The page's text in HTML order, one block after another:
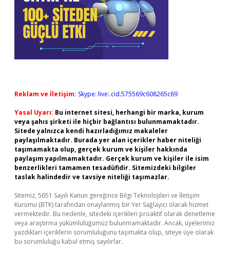
Reklam ve İletişim: Skype: live:.cid.575569c608265c69
Yasal Uyarı: Bu internet sitesi, herhangi bir marka, kurum
veya şahıs şirketi ile hiçbir bağlantısı bulunmamaktadır.
Sitede yalnızca kendi hazırladığımız makaleler
paylaşılmaktadır. Burada yer alan içerikler haber niteliği
taşımamakta olup, gerçek kurum ve kişiler hakkında
paylaşım yapılmamaktadır. Gerçek kurum ve kişiler ile isim
benzerlikleri tamamen tesadüfidir. Sitemizdeki bilgiler
taslak halindedir ve tavsiye niteliği taşımazlar.
Sitemiz, 5651 Sayılı Kanun gereğince Bilgi Teknolojileri ve İletişim
Kurumu (BTK) tarafından onaylanmış bir Yer Sağlayıcı olarak hizmet
vermektedir. Bu nedenle, sitedeki içerikleri proaktif olarak denetleme
veya araştırma yükümlülüğümüz bulunmamaktadır. Ancak, üyelerimiz
yazdıkları içeriklerin sorumluluğunu taşımakta olup, siteye üye olarak
bu sorumluluğu kabul etmiş sayılırlar.